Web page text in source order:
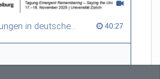
Erinnerungsmarkierungen in deutschen und französischen Zeitzeug:innen-Interviews 40:27